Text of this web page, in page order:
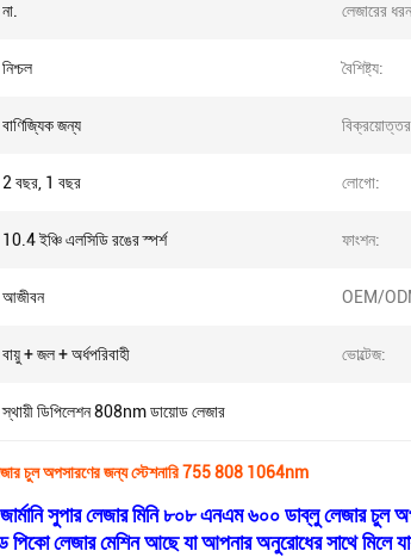
না. লেজারের
নিশ্চল বৈশিষ্ট্য:
বাণিজ্যিক জন্য বিক্রয়োত্তর
2 বছর, 1 বছর লোগো:
10.4 ইঞ্চি এলসিডি রঙের স্পর্শ ফাংশন:
আজীবন OEM/
বায়ু + জল + অর্ধপরিবাহী ভোল্টেজ:
স্থায়ী ডিপিলেশন 808nm ডায়োড লেজার
চুল অপসারণের জন্য স্টেশনারি 755 808 1064nm
জার্মানি সুপার লেজার মিনি ৮০৮ এনএম ৬০০ ডাব্লু লেজার
লেজার মেশিন আছে যা আপনার অনুরোধের সাথে মিলে